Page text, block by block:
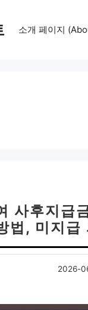
소개 페이지
사후지급
법, 미지급
2026-